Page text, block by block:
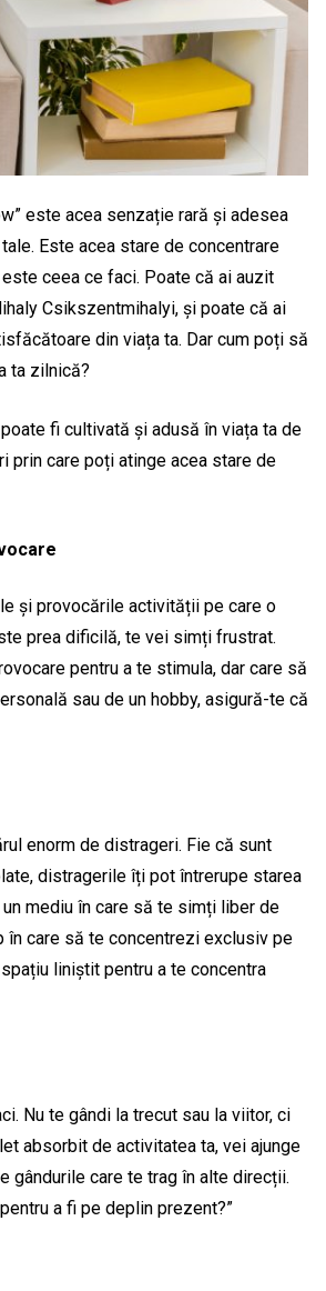
este acea senzație rară și adesea
Este acea stare de concentrare
ceea ce faci. Poate că ai auzit
Csikszentmihalyi, și poate că ai
din viața ta. Dar cum poți să
ta zilnică?
fi cultivată și adusă în viața ta de
prin care poți atinge acea stare de
și provocările activității pe care o
prea dificilă, te vei simți frustrat.
pentru a te stimula, dar care să
sau de un hobby, asigură-te că
enorm de distrageri. Fie că sunt
distragerile îți pot întrerupe starea
mediu în care să te simți liber de
care să te concentrezi exclusiv pe
liniștit pentru a te concentra
Nu te gândi la trecut sau la viitor, ci
absorbit de activitatea ta, vei ajunge
care te trag în alte direcții.
a fi pe deplin prezent?”